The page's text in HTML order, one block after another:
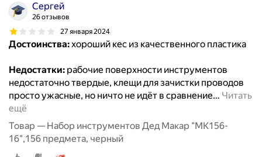
Сергей
26 отзывов
27 января 2024
Достоинства:хороший кес из качественного пластика
Недостатки: рабочие поверхности инструментов
недостаточно твердые, клещи для зачистки проводов
просто ужасные, но ничто не идёт в сравнение… Читать
ещё
Товар — Набор инструментов Дед Макар "МК156-
16",156 предмета, черный